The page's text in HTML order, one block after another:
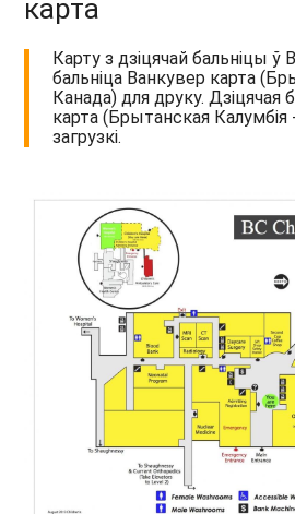
карта
Карту з дзіцячай бальніцы ў
бальніца Ванкувер карта
Канада) для друку. Дзіцячая
карта (Брытанская Калумбія
загрузкі.